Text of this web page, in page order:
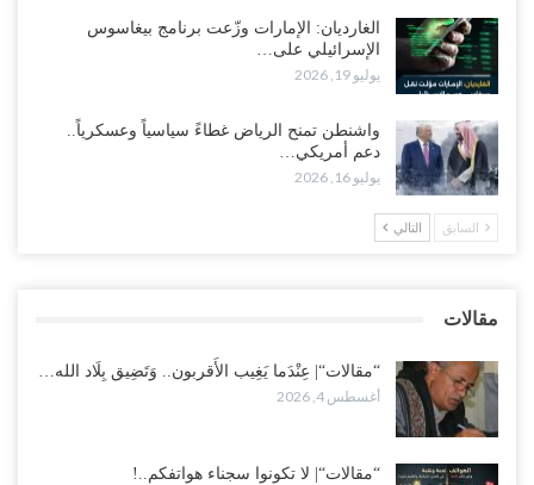
أغسطس 3, 2026
مع تصاعد الخلافات داخل “الرئاسي”.. أعضاء المجلس ينقلبون على
أغسطس 3, 2026
العطش وغياب الغاز يفاقمان مأساة الأهالي بعدن.. مدينة تغرق في دوامة
الانهيار الخدمي..!
أغسطس 3, 2026
الغارديان: الإمارات وزّعت برنامج بيغاسوس
الإسرائيلي على…
يوليو 19, 2026
واشنطن تمنح الرياض غطاءً سياسياً وعسكرياً..
دعم أمريكي…
يوليو 16, 2026
السابق التالي
مقالات
“مقالات“| عِنْدَما يَغِيب الأَقربون.. وَتَضِيق بِلَاد الله…
أغسطس 4, 2026
“مقالات“| لا تكونوا سجناء هواتفكم..!